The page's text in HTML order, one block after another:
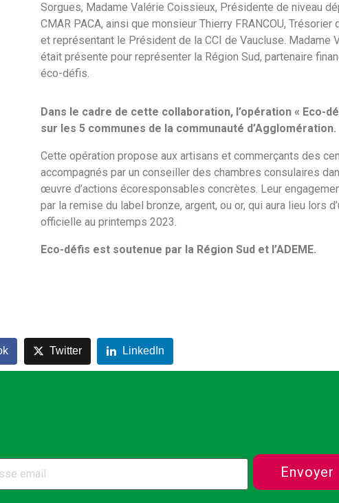
Sorgues, Madame Valérie Coissieux, Présidente de niveau
CMAR PACA, ainsi que monsieur Thierry FRANCOU, Trésorier
et représentant le Président de la CCI de Vaucluse. Madame
était présente pour représenter la Région Sud, partenaire
éco-défis.
Dans le cadre de cette collaboration, l’opération « Eco-
sur les 5 communes de la communauté d’Agglomération.
Cette opération propose aux artisans et commerçants des
accompagnés par un conseiller des chambres consulaires
œuvre d’actions écoresponsables concrètes. Leur
par la remise du label bronze, argent, ou or, qui aura lieu lors
officielle au printemps 2023.
Eco-défis est soutenue par la Région Sud et l’ADEME.
Twitter LinkedIn
Envoyer